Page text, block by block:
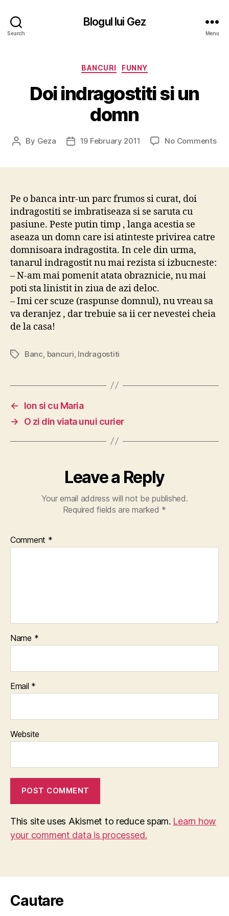
Search
Blogul lui Gez
Menu
Categories
BANCURI FUNNY
Doi indragostiti si un
domn
Post
By Geza
Post19 February 2011 No Commentson
Pe o banca intr-un parc frumos si curat, doi
indragostiti se imbratiseaza si se saruta cu
pasiune. Peste putin timp , langa acestia se
aseaza un domn care isi atinteste privirea catre
domnisoara indragostita. In cele din urma,
tanarul indragostit nu mai rezista si izbucneste:
– N-am mai pomenit atata obraznicie, nu mai
poti sta linistit in ziua de azi deloc.
– Imi cer scuze (raspunse domnul), nu vreau sa
va deranjez , dar trebuie sa ii cer nevestei cheia
de la casa!
TagsBanc bancuri Indragostiti
←
Ion si cu Maria
→
O zi din viata unui curier
Leave a Reply
Your email address will not be published.
Required fields are marked *
Comment *
Name *
Email *
Website
This site uses Akismet to reduce spam. Learn how
your comment data is processed.
Cautare